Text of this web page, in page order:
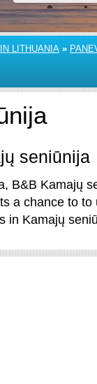
LITHUANIA »
seniūnija
B&B Kamajų
a chance to
in Kamajų